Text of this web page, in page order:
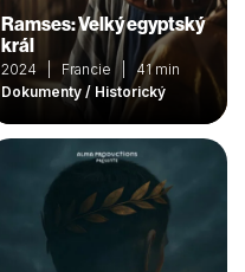
Ramses: Velký egyptský
král
2024 | Francie | 41 min
Dokumenty / Historický